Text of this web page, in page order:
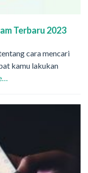
Terbaru 2023
cara mencari
kamu lakukan